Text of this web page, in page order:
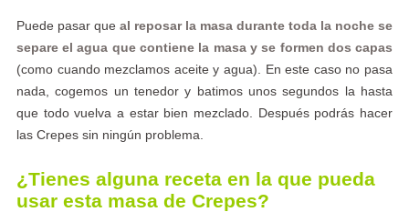
Puede pasar que al reposar la masa durante toda la noche se
separe el agua que contiene la masa y se formen dos capas
(como cuando mezclamos aceite y agua). En este caso no pasa
nada, cogemos un tenedor y batimos unos segundos la hasta
que todo vuelva a estar bien mezclado. Después podrás hacer
las Crepes sin ningún problema.
¿Tienes alguna receta en la que pueda
usar esta masa de Crepes?